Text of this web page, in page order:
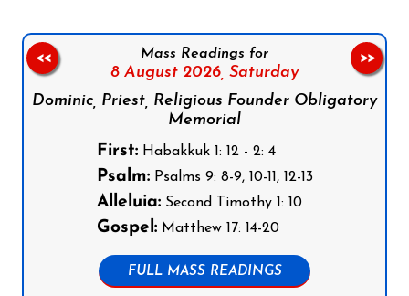
Mass Readings for
8 August 2026, Saturday
Dominic, Priest, Religious Founder Obligatory
Memorial
First:Habakkuk 1: 12 - 2: 4
Psalm:Psalms 9: 8-9, 10-11, 12-13
Alleluia:Second Timothy 1: 10
Gospel:Matthew 17: 14-20
FULL MASS READINGS
<< >>